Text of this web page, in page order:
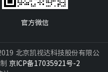
官方微信
北京凯视达科技股份有限公
京ICP备17035921号-2